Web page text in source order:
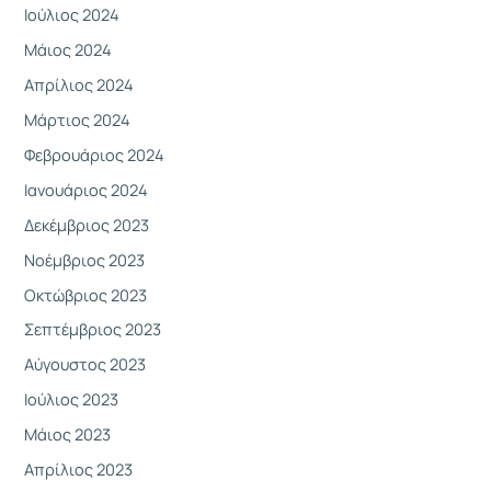
Ιούλιος 2024
Μάιος 2024
Απρίλιος 2024
Μάρτιος 2024
Φεβρουάριος 2024
Ιανουάριος 2024
Δεκέμβριος 2023
Νοέμβριος 2023
Οκτώβριος 2023
Σεπτέμβριος 2023
Αύγουστος 2023
Ιούλιος 2023
Μάιος 2023
Απρίλιος 2023